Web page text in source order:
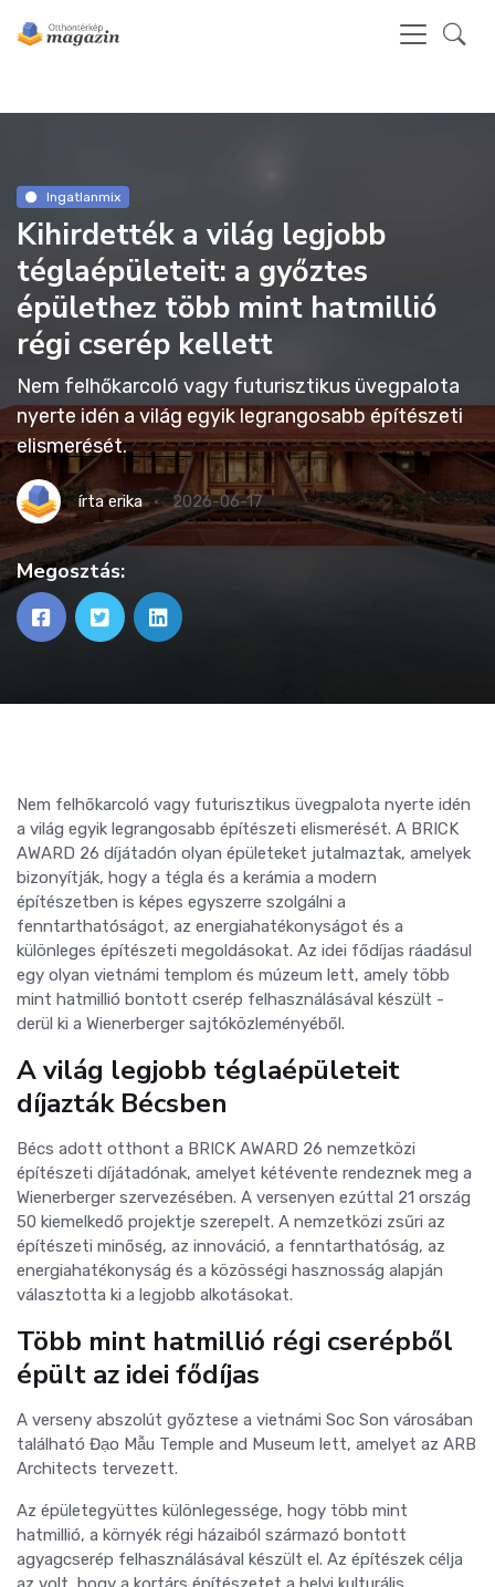
Ingatlanmix
Kihirdették a világ legjobb
téglaépületeit: a győztes
épülethez több mint hatmillió
régi cserép kellett
Nem felhőkarcoló vagy futurisztikus üvegpalota
nyerte idén a világ egyik legrangosabb építészeti
elismerését.
írtaerika 2026-06-17
Megosztás:
Nem felhőkarcoló vagy futurisztikus üvegpalota nyerte idén
a világ egyik legrangosabb építészeti elismerését. A BRICK
AWARD 26 díjátadón olyan épületeket jutalmaztak, amelyek
bizonyítják, hogy a tégla és a kerámia a modern
építészetben is képes egyszerre szolgálni a
fenntarthatóságot, az energiahatékonyságot és a
különleges építészeti megoldásokat. Az idei fődíjas ráadásul
egy olyan vietnámi templom és múzeum lett, amely több
mint hatmillió bontott cserép felhasználásával készült -
derül ki a Wienerberger sajtóközleményéből.
A világ legjobb téglaépületeit
díjazták Bécsben
Bécs adott otthont a BRICK AWARD 26 nemzetközi
építészeti díjátadónak, amelyet kétévente rendeznek meg a
Wienerberger szervezésében. A versenyen ezúttal 21 ország
50 kiemelkedő projektje szerepelt. A nemzetközi zsűri az
építészeti minőség, az innováció, a fenntarthatóság, az
energiahatékonyság és a közösségi hasznosság alapján
választotta ki a legjobb alkotásokat.
Több mint hatmillió régi cserépből
épült az idei fődíjas
A verseny abszolút győztese a vietnámi Soc Son városában
található Đạo Mẫu Temple and Museum lett, amelyet az ARB
Architects tervezett.
Az épületegyüttes különlegessége, hogy több mint
hatmillió, a környék régi házaiból származó bontott
agyagcserép felhasználásával készült el. Az építészek célja